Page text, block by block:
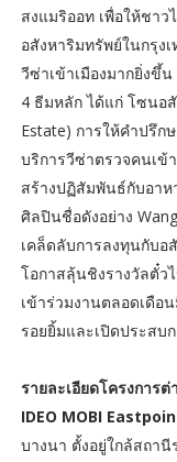
สงแมริออท เพื่อให้ชาว
อสังหาริมทรัพย์ในกรุง
วีซ่าเข้าเมืองมากยิ่งขึ้
4 ธีมหลัก ได้แก่ โซนอ
Estate) การให้คำปรึก
บริการวีซ่าตรวจคนเข้
สร้างปฏิสัมพันธ์กับอาห
ศิลปินชื่อดังอย่าง
เคล็ดลับการลงทุนกับอ
โอกาสลุ้นชิงรางวัลตั๋ว
เข้าร่วมงานตลอดเดือ
รอยยิ้มและเปิดประสบ
รายละเอียดโครงการ
IDEO MOBI
บางนา ตั้งอยู่ใกล้สถานี